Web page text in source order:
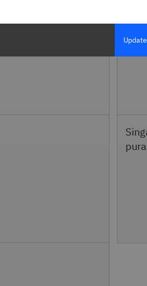
pura
Update